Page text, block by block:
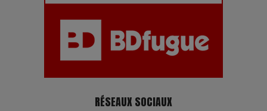
Pharaonic Festival 2025 : 10 ans d’électro sous les
montagnes, une fête à ne pas manquer
RÉSEAUX SOCIAUX